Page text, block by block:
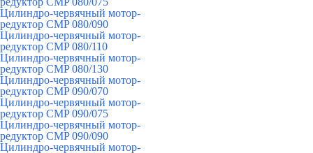
Цилиндро-червячный мотор-
редуктор CMP 080/090
Цилиндро-червячный мотор-
редуктор CMP 080/110
Цилиндро-червячный мотор-
редуктор CMP 080/130
Цилиндро-червячный мотор-
редуктор CMP 090/070
Цилиндро-червячный мотор-
редуктор CMP 090/075
Цилиндро-червячный мотор-
редуктор CMP 090/090
Цилиндро-червячный мотор-